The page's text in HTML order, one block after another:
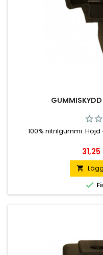
GUMMISKYDD
100% nitrilgummi. Höjd
Pris

